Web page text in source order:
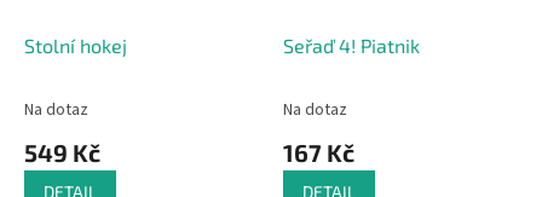
Stolní hokej
Na dotaz
549 Kč
DETAIL
Seřaď 4! Piatnik
Na dotaz
167 Kč
DETAIL